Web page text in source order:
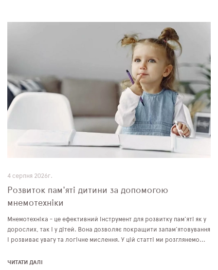
4 серпня 2026г.
Розвиток пам'яті дитини за допомогою
мнемотехніки
Мнемотехніка - це ефективний інструмент для розвитку пам'яті як у
дорослих, так і у дітей. Вона дозволяє покращити запам'ятовування
і розвиває увагу та логічне мислення. У цій статті ми розглянемо...
ЧИТАТИ ДАЛІ